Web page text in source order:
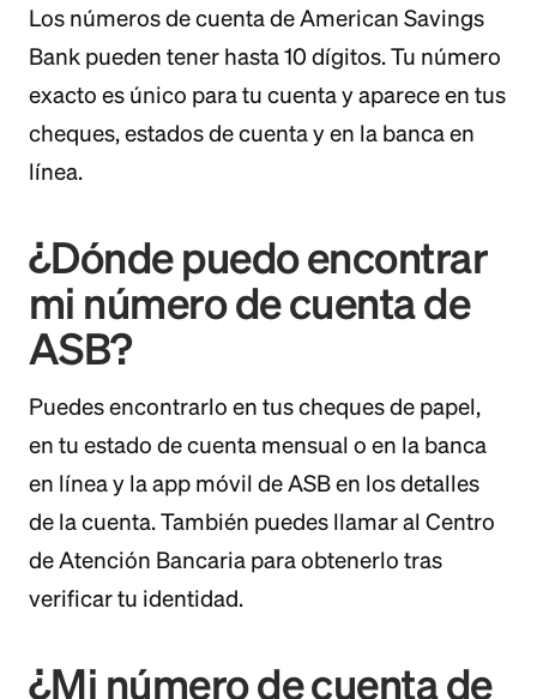
Los números de cuenta de American Savings
Bank pueden tener hasta 10 dígitos. Tu número
exacto es único para tu cuenta y aparece en tus
cheques, estados de cuenta y en la banca en
línea.
¿Dónde puedo encontrar
mi número de cuenta de
ASB?
Puedes encontrarlo en tus cheques de papel,
en tu estado de cuenta mensual o en la banca
en línea y la app móvil de ASB en los detalles
de la cuenta. También puedes llamar al Centro
de Atención Bancaria para obtenerlo tras
verificar tu identidad.
¿Mi número de cuenta de